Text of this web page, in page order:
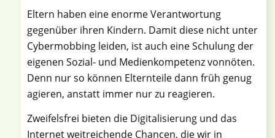
Eltern haben eine enorme Verantwortung
gegenüber ihren Kindern. Damit diese nicht unter
Cybermobbing leiden, ist auch eine Schulung der
eigenen Sozial- und Medienkompetenz vonnöten.
Denn nur so können Elternteile dann früh genug
agieren, anstatt immer nur zu reagieren.
Zweifelsfrei bieten die Digitalisierung und das
Internet weitreichende Chancen, die wir in